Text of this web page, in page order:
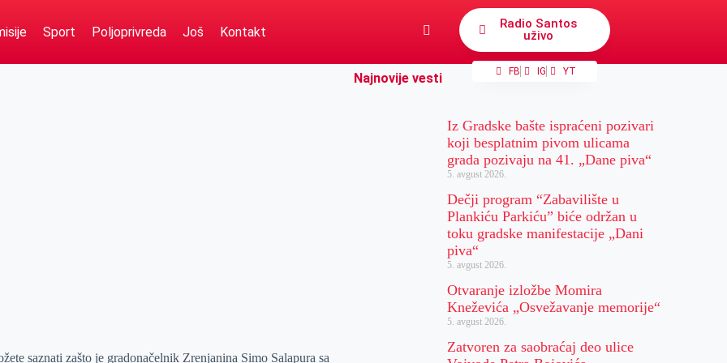
Sport Poljoprivreda Još Kontakt
Radio Santos
uživo
FB IG YT
saznati zašto je gradonačelnik Zrenjanina Simo Salapura sa
Najnovije vesti
Iz Gradske bašte ispraćeni pozivari
koji besplatnim pivom ulicama
grada pozivaju na 41. „Dane piva“
5. avgust 2026.
Dečji program “Zabavilište u
Plankiću Parkiću” biće održan u
toku gradske manifestacije „Dani
piva“
5. avgust 2026.
Otvaranje izložbe Momira
Kneževića „Osvežavanje memorije“
5. avgust 2026.
Zatvoren za saobraćaj deo ulice